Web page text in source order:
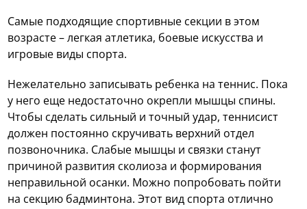
Самые подходящие спортивные секции в этом
возрасте – легкая атлетика, боевые искусства и
игровые виды спорта.
Нежелательно записывать ребенка на теннис. Пока
у него еще недостаточно окрепли мышцы спины.
Чтобы сделать сильный и точный удар, теннисист
должен постоянно скручивать верхний отдел
позвоночника. Слабые мышцы и связки станут
причиной развития сколиоза и формирования
неправильной осанки. Можно попробовать пойти
на секцию бадминтона. Этот вид спорта отлично